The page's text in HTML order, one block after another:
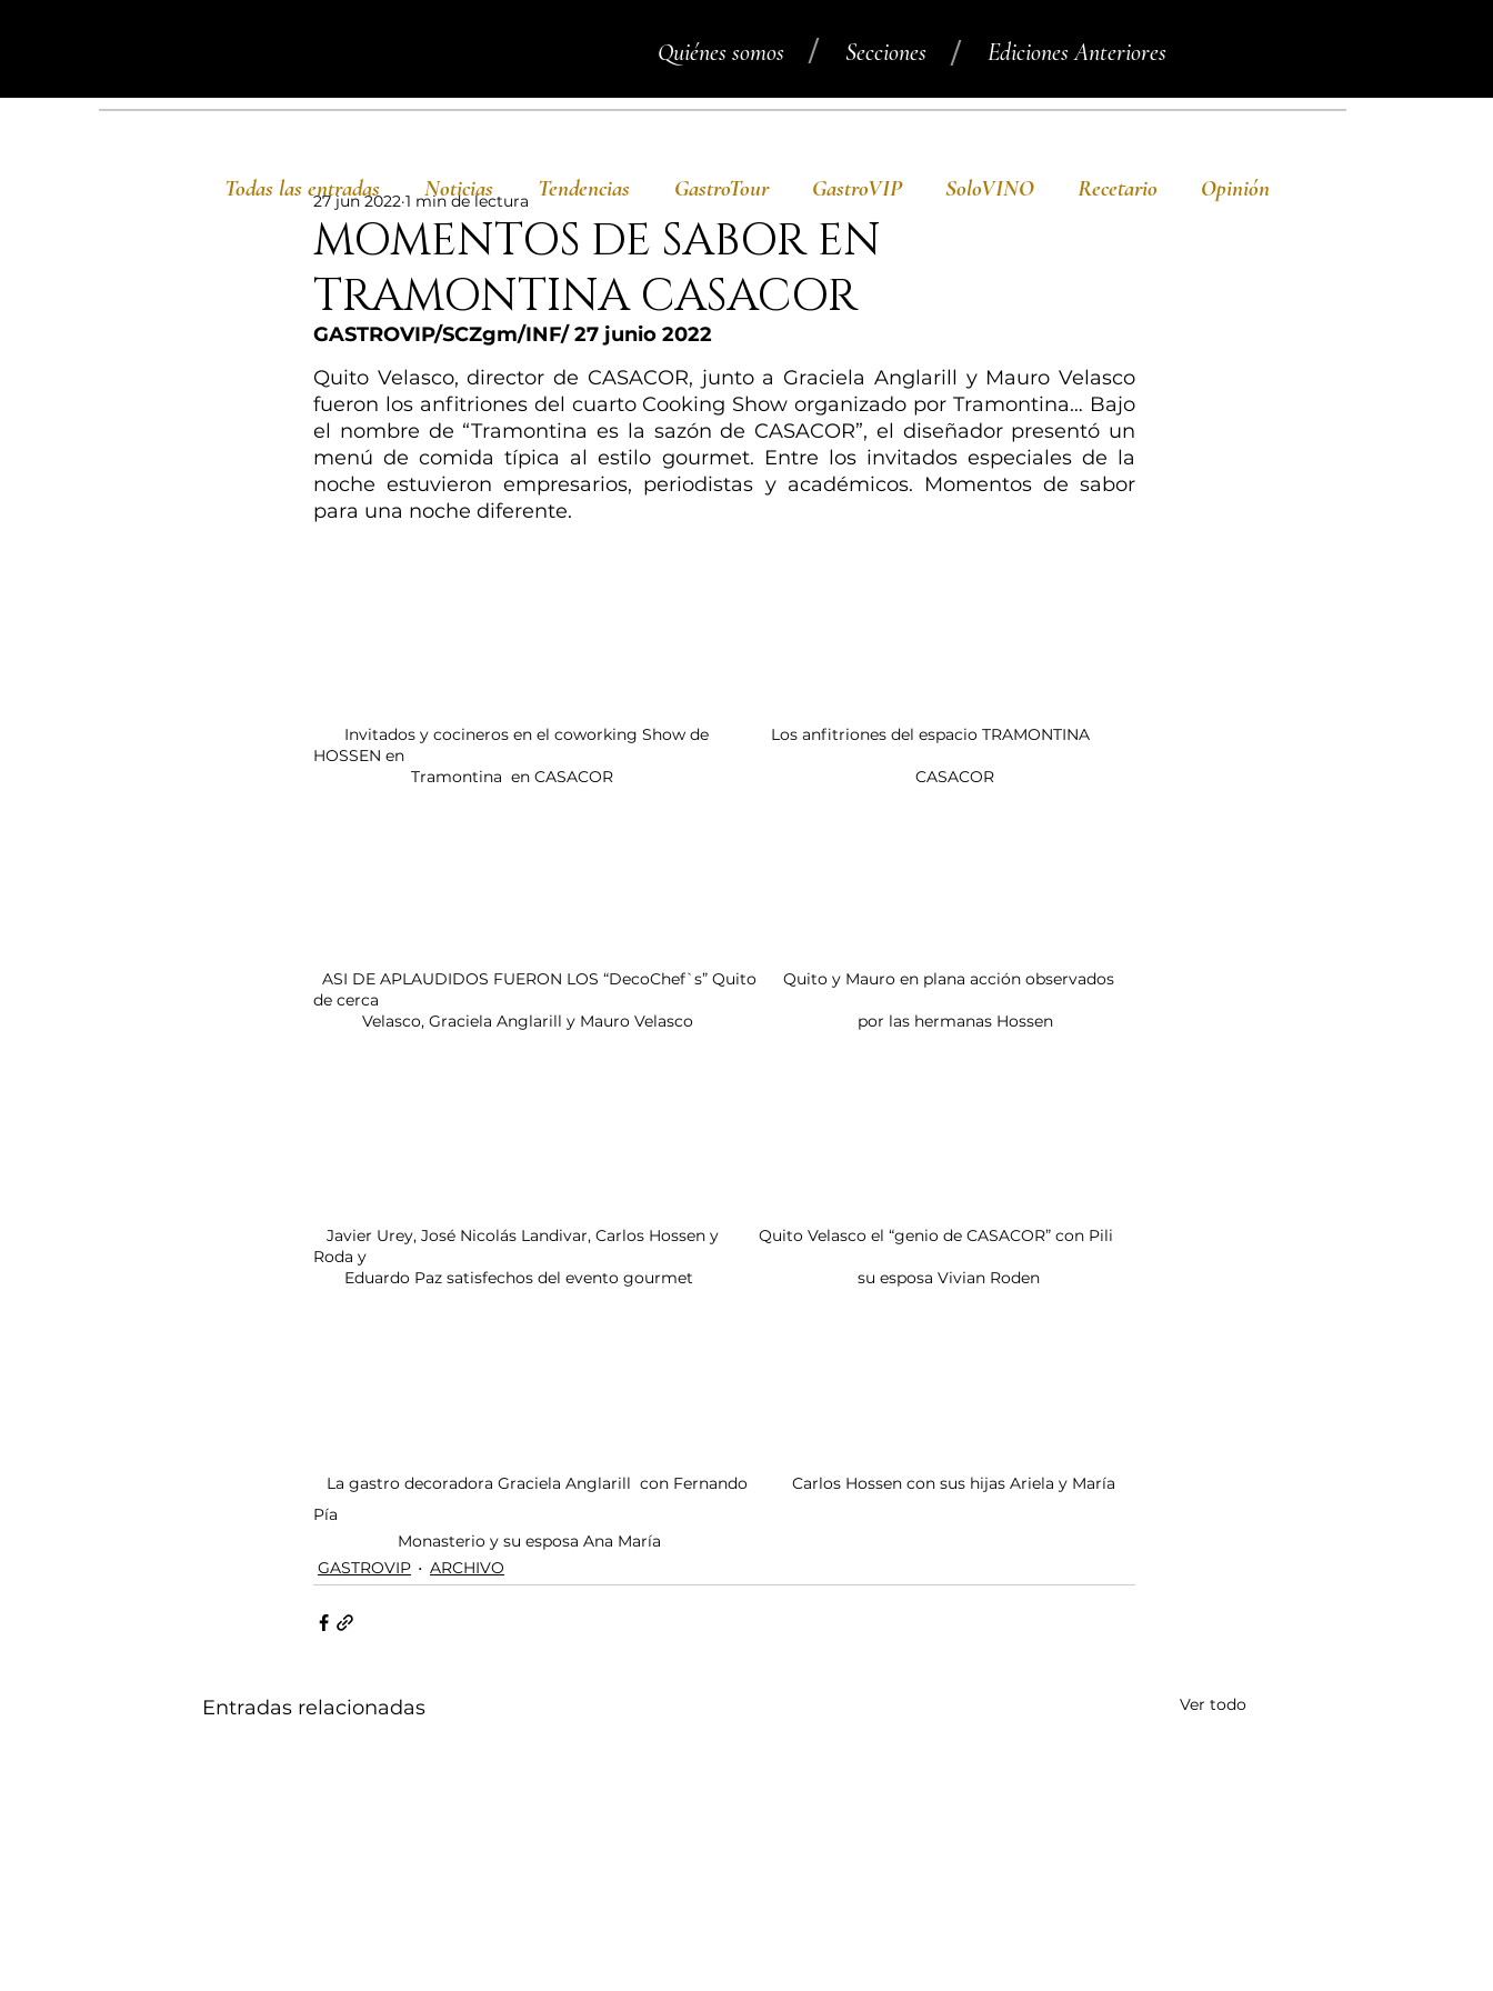
Quiénes somos Secciones Ediciones Anteriores
/ /
MOMENTOS DE SABOR EN
TRAMONTINA CASACOR
27 jun 2022 1 min de lectura
GASTROVIP/SCZgm/INF/ 27 junio 2022
Quito Velasco, director de CASACOR, junto a Graciela Anglarill y Mauro Velasco
fueron los anfitriones del cuarto Cooking Show organizado por Tramontina… Bajo
el nombre de “Tramontina es la sazón de CASACOR”, el diseñador presentó un
menú de comida típica al estilo gourmet. Entre los invitados especiales de la
noche estuvieron empresarios, periodistas y académicos. Momentos de sabor
para una noche diferente.
HOSSEN en
                      Tramontina  en CASACOR                                                                    CASACOR
de cerca
           Velasco, Graciela Anglarill y Mauro Velasco                                     por las hermanas Hossen
Roda y
       Eduardo Paz satisfechos del evento gourmet                                     su esposa Vivian Roden
Pía
                   Monasterio y su esposa Ana María
GASTROVIP
ARCHIVO
Entradas relacionadas Ver todo
Todas las entradas Noticias Tendencias GastroTour GastroVIP SoloVINO Recetario Opinión